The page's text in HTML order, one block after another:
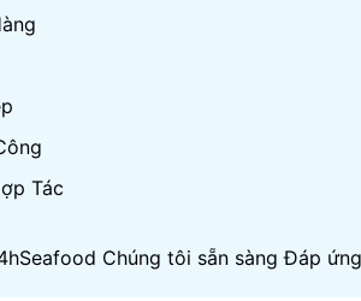
Tác
Chúng tôi sẵn sàng Đáp